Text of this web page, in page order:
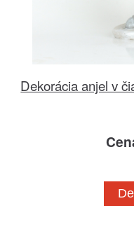
Dekorácia anjel v